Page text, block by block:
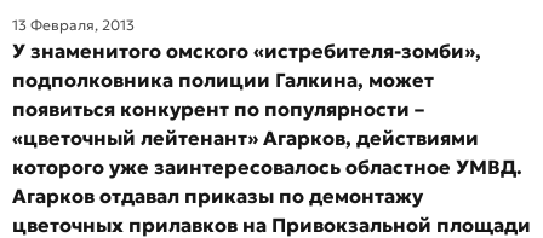
13 Февраля, 2013
У знаменитого омского «истребителя-зомби»,
подполковника полиции Галкина, может
появиться конкурент по популярности –
«цветочный лейтенант» Агарков, действиями
которого уже заинтересовалось областное УМВД.
Агарков отдавал приказы по демонтажу
цветочных прилавков на Привокзальной площади